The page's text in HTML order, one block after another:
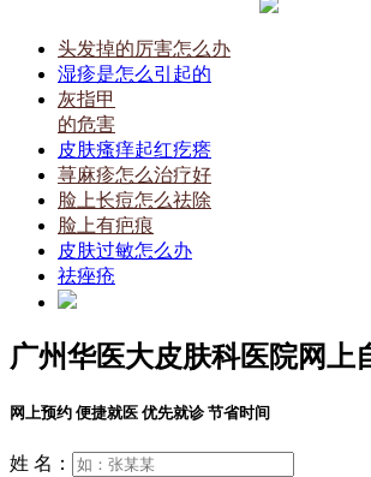
头发掉的厉害怎么办
湿疹是怎么引起的
灰指甲
的危害
皮肤瘙痒起红疙瘩
荨麻疹怎么治疗好
脸上长痘怎么祛除
脸上有疤痕
皮肤过敏怎么办
祛痤疮
广州华医大皮肤科医院网上
网上预约 便捷就医 优先就诊 节省时间
姓 名：